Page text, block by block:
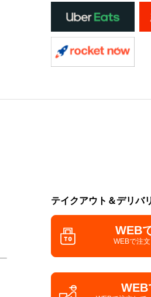
テイクアウト＆デリバ
WEB
WEBで注
WEB